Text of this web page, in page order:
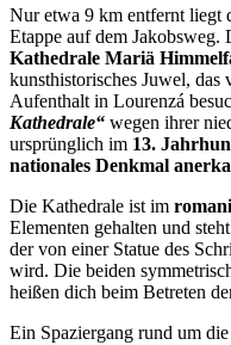
Nur etwa 9 km entfernt liegt
Etappe auf dem Jakobsweg.
Kathedrale Mariä
kunsthistorisches Juwel, das
Aufenthalt in Lourenzá
Kathedrale“ wegen ihrer
ursprünglich im 13.
nationales Denkmal
Die Kathedrale ist im
Elementen gehalten und
der von einer Statue des
wird. Die beiden
heißen dich beim Betreten
Ein Spaziergang rund um